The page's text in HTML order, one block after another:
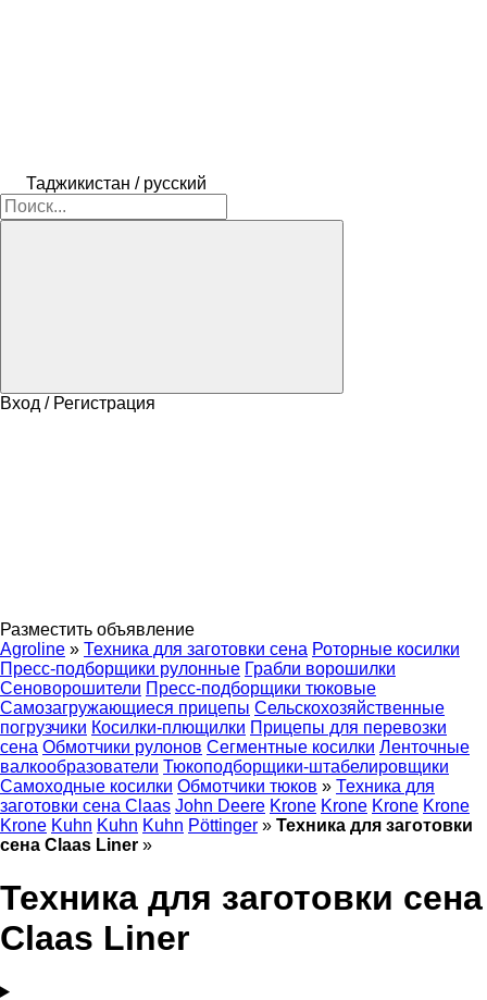
Таджикистан / русский
Вход / Регистрация
Разместить объявление
Agroline » Техника для заготовки сена Роторные косилки
Пресс-подборщики рулонные Грабли ворошилки
Сеноворошители Пресс-подборщики тюковые
Самозагружающиеся прицепы Сельскохозяйственные
погрузчики Косилки-плющилки Прицепы для перевозки
сена Обмотчики рулонов Сегментные косилки Ленточные
валкообразователи Тюкоподборщики-штабелировщики
Самоходные косилки Обмотчики тюков » Техника для
заготовки сена Claas John Deere Krone Krone Krone Krone
Krone Kuhn Kuhn Kuhn Pöttinger » Техника для заготовки
сена Claas Liner »
Техника для заготовки сена
Claas Liner